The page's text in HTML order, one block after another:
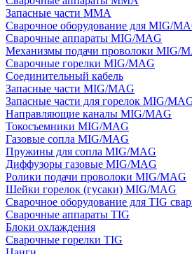
Запасные части MMA
Сварочное оборудование для MIG/
Сварочные аппараты MIG/MAG
Механизмы подачи проволоки MIG/
Сварочные горелки MIG/MAG
Соединительный кабель
Запасные части MIG/MAG
Запасные части для горелок MIG/
Направляющие каналы MIG/MAG
Токосъемники MIG/MAG
Газовые сопла MIG/MAG
Пружины для сопла MIG/MAG
Диффузоры газовые MIG/MAG
Ролики подачи проволоки MIG/MAG
Шейки горелок (гусаки) MIG/MAG
Сварочное оборудование для TIG
Сварочные аппараты TIG
Блоки охлаждения
Сварочные горелки TIG